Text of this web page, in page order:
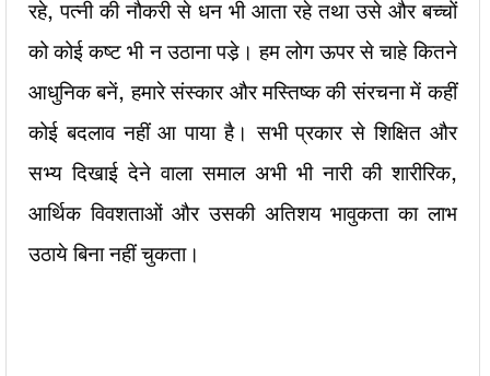
रहे, पत्नी की नौकरी से धन भी आता रहे तथा उसे और बच्चों
को कोई कष्ट भी न उठाना पडे़। हम लोग ऊपर से चाहे कितने
आधुनिक बनें, हमारे संस्कार और मस्तिष्क की संरचना में कहीं
कोई बदलाव नहीं आ पाया है। सभी प्रकार से शिक्षित और
सभ्य दिखाई देने वाला समाल अभी भी नारी की शारीरिक,
आर्थिक विवशताओं और उसकी अतिशय भावुकता का लाभ
उठाये बिना नहीं चुकता।